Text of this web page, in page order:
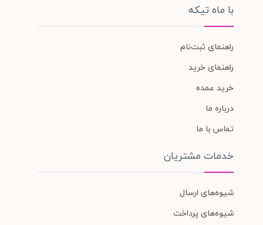
با ماه تیکه
راهنمای ثبت‌نام
راهنمای خرید
خرید عمده
درباره ما
تماس با ما
خدمات مشتریان
شیوه‌های ارسال
شیوه‌های پرداخت